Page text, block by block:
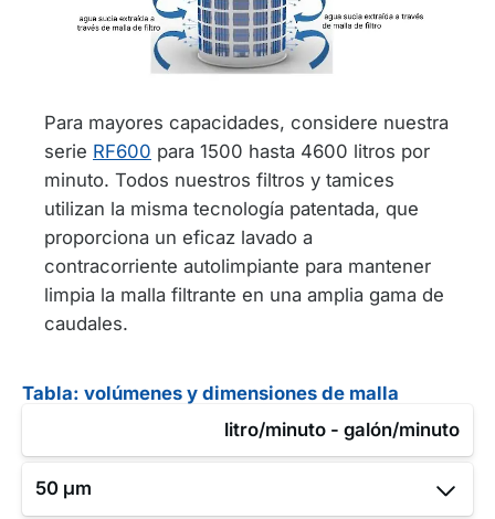
Para mayores capacidades, considere nuestra
serie RF600 para 1500 hasta 4600 litros por
minuto. Todos nuestros filtros y tamices
utilizan la misma tecnología patentada, que
proporciona un eficaz lavado a
contracorriente autolimpiante para mantener
limpia la malla filtrante en una amplia gama de
caudales.
Tabla: volúmenes y dimensiones de malla
litro/minuto - galón/minuto
50 μm